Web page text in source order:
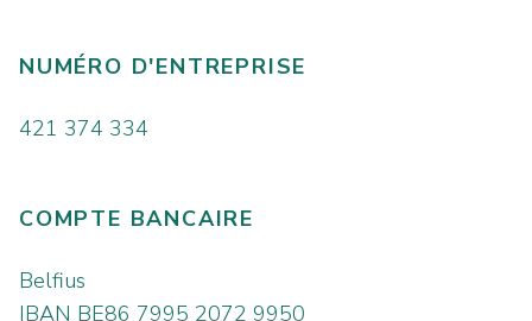
NUMÉRO D'ENTREPRISE
421 374 334
COMPTE BANCAIRE
Belfius
IBAN BE86 7995 2072 9950